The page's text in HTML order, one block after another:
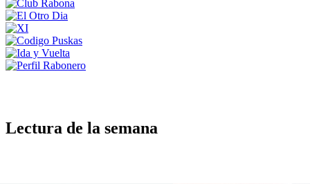
Lectura de la semana